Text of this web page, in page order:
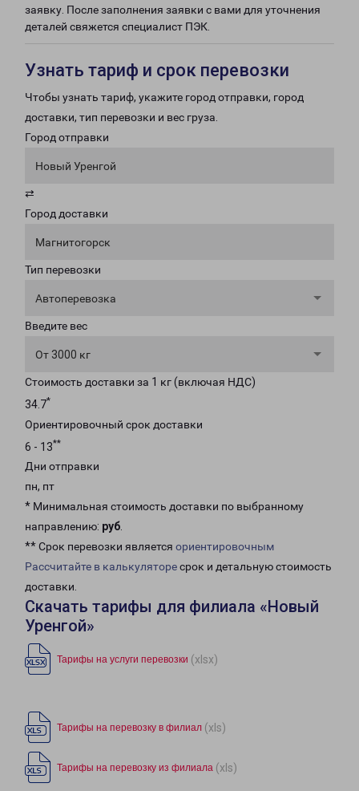
заявку. После заполнения заявки с вами для уточнения
деталей свяжется специалист ПЭК.
Узнать тариф и срок перевозки
Чтобы узнать тариф, укажите город отправки, город
доставки, тип перевозки и вес груза.
Город отправки
Новый Уренгой
⇄
Город доставки
Магнитогорск
Тип перевозки
Автоперевозка
Введите вес
От 3000 кг
Стоимость доставки за 1 кг (включая НДС)
34.7*
Ориентировочный срок доставки
6 - 13**
Дни отправки
пн, пт
* Минимальная стоимость доставки по выбранному
направлению: руб.
** Срок перевозки является ориентировочным
Рассчитайте в калькуляторесрок и детальную стоимость
доставки.
Скачать тарифы для филиала «Новый
Уренгой»
Тарифы на услуги перевозки (xlsx)
Тарифы на перевозку в филиал (xls)
Тарифы на перевозку из филиала (xls)